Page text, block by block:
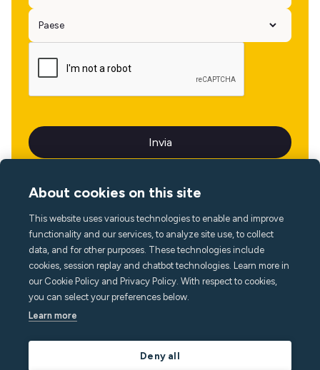
Lingua
About cookies on this site
This website uses various technologies to enable and improve
functionality and our services, to analyze site use, to collect
data, and for other purposes. These technologies include
cookies, session replay and chatbot technologies. Learn more in
our Cookie Policy and Privacy Policy. With respect to cookies,
you can select your preferences below.
Learn more
Deny all